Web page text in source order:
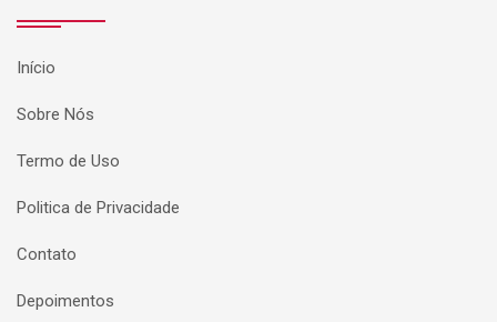
Início
Sobre Nós
Termo de Uso
Politica de Privacidade
Contato
Depoimentos